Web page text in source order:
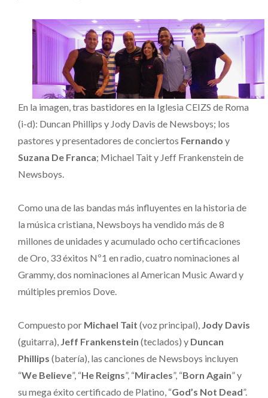
En la imagen, tras bastidores en la Iglesia CEIZS de Roma
(i-d): Duncan Phillips y Jody Davis de Newsboys; los
pastores y presentadores de conciertos Fernando y
Suzana De Franca; Michael Tait y Jeff Frankenstein de
Newsboys.
Como una de las bandas más influyentes en la historia de
la música cristiana, Newsboys ha vendido más de 8
millones de unidades y acumulado ocho certificaciones
de Oro, 33 éxitos Nº1 en radio, cuatro nominaciones al
Grammy, dos nominaciones al American Music Award y
múltiples premios Dove.
Compuesto por Michael Tait (voz principal), Jody Davis
(guitarra), Jeff Frankenstein (teclados) y Duncan
Phillips (batería), las canciones de Newsboys incluyen
“We Believe”, “He Reigns”, “Miracles”, “Born Again” y
su mega éxito certificado de Platino, “God’s Not Dead”.